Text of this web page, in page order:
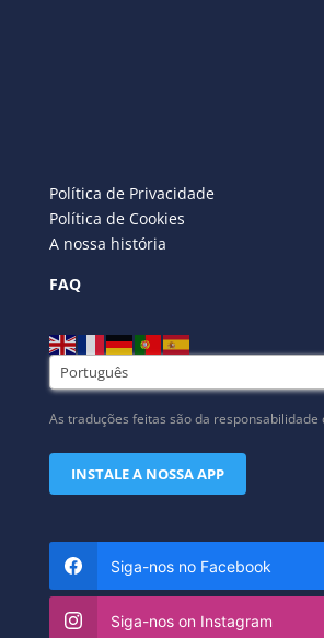
Política de Privacidade
Política de Cookies
A nossa história
FAQ
As traduções feitas são da responsabilidade
INSTALE A NOSSA APP
Siga-nos no Facebook
Siga-nos on Instagram